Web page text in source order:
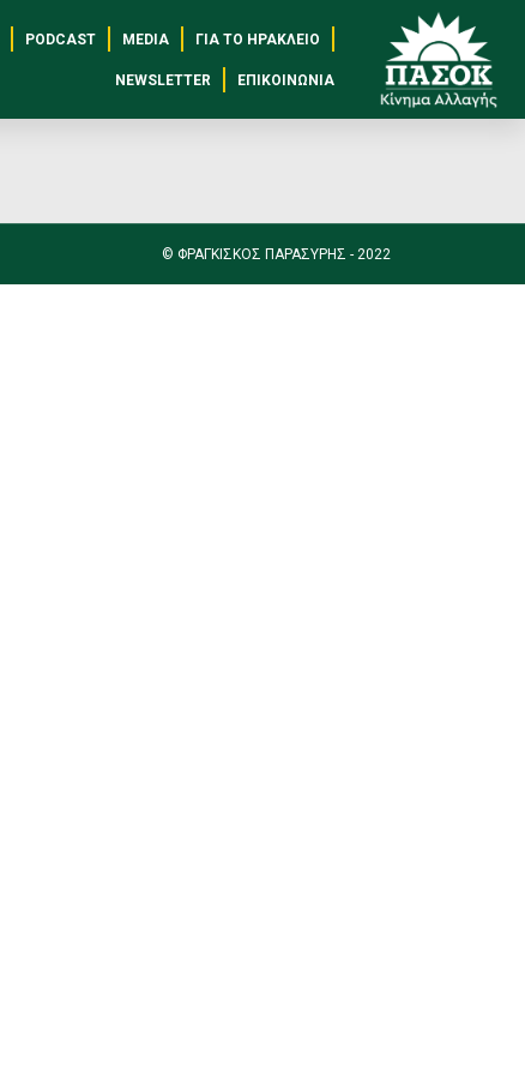
PODCAST MEDIA ΓΙΑ ΤΟ ΗΡΆΚΛΕΙΟ
NEWSLETTER ΕΠΙΚΟΙΝΩΝΊΑ
© ΦΡΑΓΚΙΣΚΟΣ ΠΑΡΑΣΥΡΗΣ - 2022